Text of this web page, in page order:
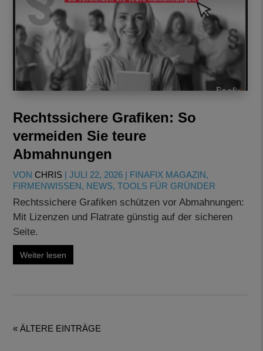
Rechtssichere Grafiken: So
vermeiden Sie teure
Abmahnungen
VONCHRIS |JULI 22, 2026 | FINAFIX MAGAZIN,
FIRMENWISSEN, NEWS,TOOLS FÜR GRÜNDER
Rechtssichere Grafiken schützen vor Abmahnungen:
Mit Lizenzen und Flatrate günstig auf der sicheren
Seite.
Weiter lesen
« ÄLTERE EINTRÄGE